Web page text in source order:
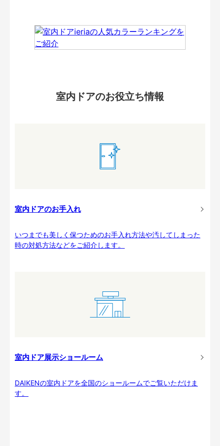
室内ドアのお役立ち情報
室内ドアのお手入れ
いつまでも美しく保つためのお手入れ方法や汚してしまった
時の対処方法などをご紹介します。
室内ドア展示ショールーム
DAIKENの室内ドアを全国のショールームでご覧いただけま
す。